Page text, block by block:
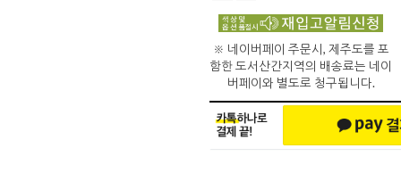
※ 네이버페이 주문시, 제주도를 포
함한 도서산간지역의 배송료는 네이
버페이와 별도로 청구됩니다.